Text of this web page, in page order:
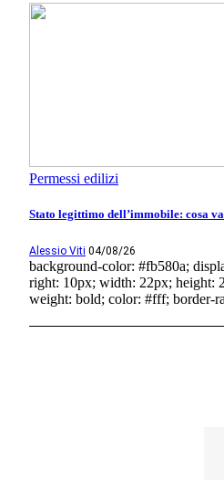
Permessi edilizi
Stato legittimo dell’immobile: cosa
Alessio Viti 04/08/26
background-color: #fb580a;
right: 10px; width: 22px; height:
weight: bold; color: #fff; border-